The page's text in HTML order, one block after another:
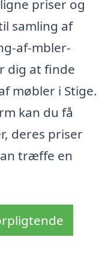
priser og
samling af
af-mbler-
dig at finde
møbler i Stige.
kan du få
deres priser
træffe en